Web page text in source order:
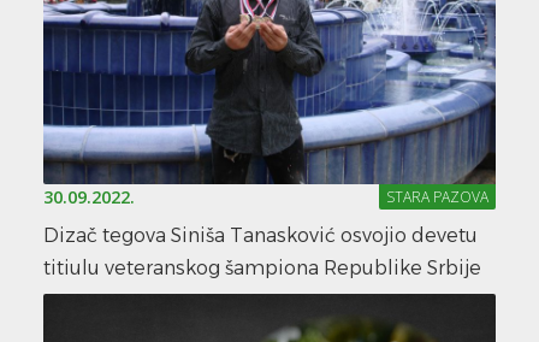
30.09.2022. STARA PAZOVA
Dizač tegova Siniša Tanasković osvojio devetu
titiulu veteranskog šampiona Republike Srbije